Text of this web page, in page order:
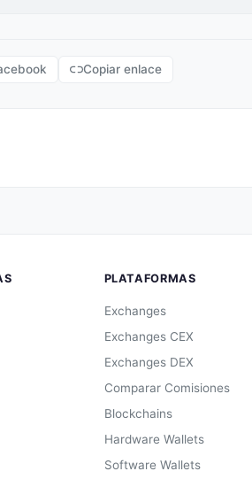
Copiar enlace
PLATAFORMAS
Exchanges
Exchanges CEX
Exchanges DEX
Comparar Comisiones
Blockchains
Hardware Wallets
Software Wallets